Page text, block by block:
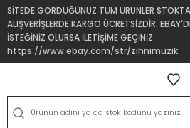
SİTEDE GÖRDÜĞÜNÜZ TÜM ÜRÜNLER
ALIŞVERİŞLERDE KARGO ÜCRETSİZDİR.
İSTEĞİNİZ OLURSA İLETİŞİME GEÇİNİZ.
https://www.ebay.com/str/zihnimuzik